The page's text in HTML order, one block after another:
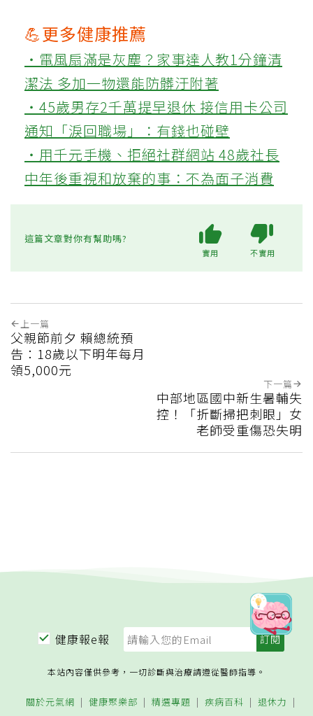
💪更多健康推薦
‧電風扇滿是灰塵？家事達人教1分鐘清
潔法 多加一物還能防髒汙附著
‧45歲男存2千萬提早退休 接信用卡公司
通知「淚回職場」：有錢也碰壁
‧用千元手機、拒絕社群網站 48歲社長
中年後重視和放棄的事：不為面子消費
這篇文章對你有幫助嗎?
實用 不實用
上一篇
父親節前夕 賴總統預
告：18歲以下明年每月
領5,000元
下一篇
中部地區國中新生暑輔失
控！「折斷掃把刺眼」女
老師受重傷恐失明
健康報e報
本站內容僅供參考，一切診斷與治療請遵從醫師指導。
關於元氣網 健康聚樂部 精選專題 疾病百科 退休力